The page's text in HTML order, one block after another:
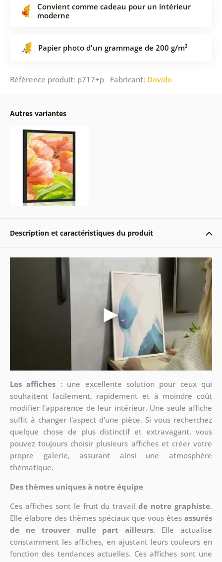
Convient comme cadeau pour un intérieur
moderne
Papier photo d'un grammage de 200 g/m²
Référence produit: p717+p Fabricant: Dovido
Autres variantes
Description et caractéristiques du produit
Les affiches : une excellente solution pour ceux qui
souhaitent facilement, rapidement et à moindre coût
modifier l'apparence de leur intérieur. Une seule affiche
suffit à changer l'aspect d'une pièce. Si vous recherchez
quelque chose de plus distinctif et extravagant, vous
pouvez toujours choisir plusieurs affiches et créer votre
propre galerie, assurant ainsi une atmosphère
thématique.
Des thèmes uniques à notre équipe
Ces affiches sont le fruit du travail de notre graphiste.
Elle élabore des thèmes spéciaux que vous êtesassurés
de ne trouver nulle part ailleurs. Elle actualise
constamment les affiches, en ajustant leurs couleurs en
fonction des tendances actuelles. Ces affiches sont une